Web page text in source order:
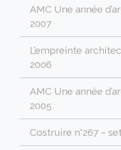
AMC Une année
2007
L’empreinte
2006
AMC Une année
2005
Costruire n°267 –